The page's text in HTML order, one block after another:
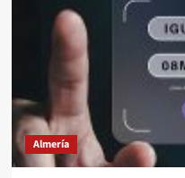
y
Cornetas
Santa
Cruz
inicia
celebración
de
su
30º
Almería